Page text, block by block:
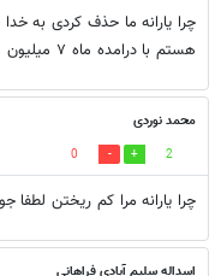
چرا یارانه ما حذف کردی به
هستم با درامده ماه ۷ میلیون
محمد نوردی
2
0
چرا یارانه مرا کم ریختن لطفا
اسداله سلیم آبادی فراهانی